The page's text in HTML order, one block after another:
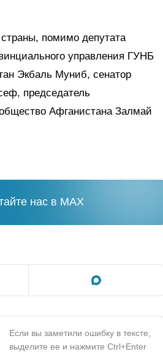
помимо депутата
управления ГУНБ
Экбаль Муниб, сенатор
председатель
Афганистана Залмай
нас в MAX
Если вы заметили ошибку в тексте,
выделите ее и нажмите Ctrl+Enter